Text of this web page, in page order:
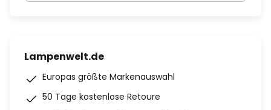
Lampenwelt.de
Europas größte Markenauswahl
50 Tage kostenlose Retoure